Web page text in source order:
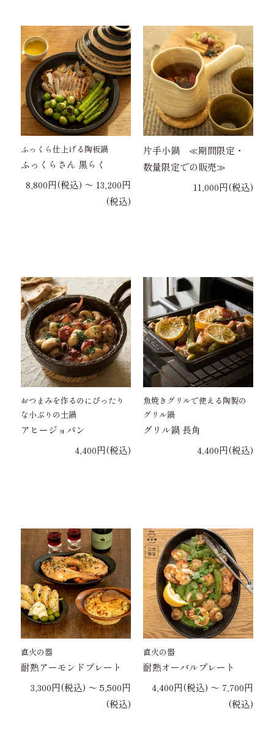
ふっくら仕上げる陶板鍋
ふっくらさん 黒らく
8,800円(税込) 〜 13,200円
(税込)
片手小鍋 ≪期間限定・
数量限定での販売≫
11,000円(税込)
おつまみを作るのにぴったり
な小ぶりの土鍋
アヒージョパン
4,400円(税込)
魚焼きグリルで使える陶製の
グリル鍋
グリル鍋 長角
4,400円(税込)
直火の器
耐熱アーモンドプレート
3,300円(税込) 〜 5,500円
(税込)
直火の器
耐熱オーバルプレート
4,400円(税込) 〜 7,700円
(税込)